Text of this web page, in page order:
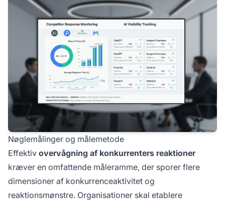
Nøglemålinger og målemetode
Effektiv overvågning af konkurrenters reaktioner
kræver en omfattende måleramme, der sporer flere
dimensioner af konkurrenceaktivitet og
reaktionsmønstre. Organisationer skal etablere